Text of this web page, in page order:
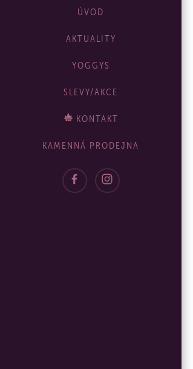
ÚVOD
AKTUALITY
YOGGYS
SLEVY/AKCE
KONTAKT
KAMENNÁ PRODEJNA